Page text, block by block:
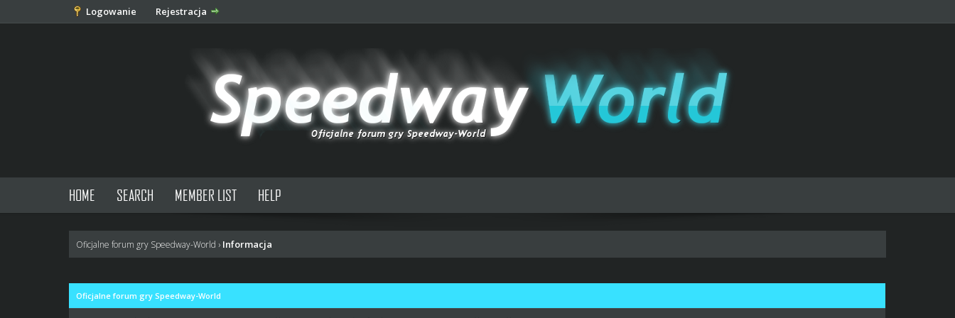
Logowanie Rejestracja
HOME SEARCH MEMBER LIST HELP
Oficjalne forum gry Speedway-World › Informacja
Oficjalne forum gry Speedway-World